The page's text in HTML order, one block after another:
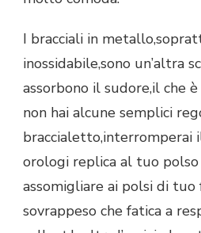
I bracciali in
inossidabile,sono un’altra
assorbono il sudore,il che
non hai alcune semplici
braccialetto,interromperai
orologi replica al tuo polso
assomigliare ai polsi di
sovrappeso che fatica a